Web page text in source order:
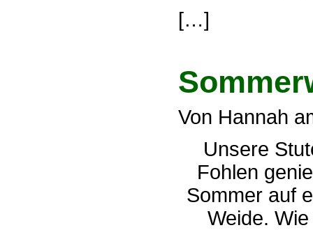
[…]
Von Hannah
Unsere
Fohlen
Sommer auf
Weide.